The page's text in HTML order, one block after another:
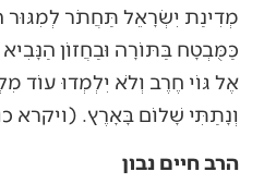
מְדִינַת יִשְׂרָאֵל תַּחֲתֹר לְמִגּוּר
כַּמֻּבְטָח בַּתּוֹרָה וּבַחֲזוֹן
אֶל גּוֹי חֶרֶב וְלֹא יִלְמְדוּ עוֹד
וְנָתַתִּי שָׁלוֹם בָּאָרֶץ. (ויקרא
הרב חיים נבון